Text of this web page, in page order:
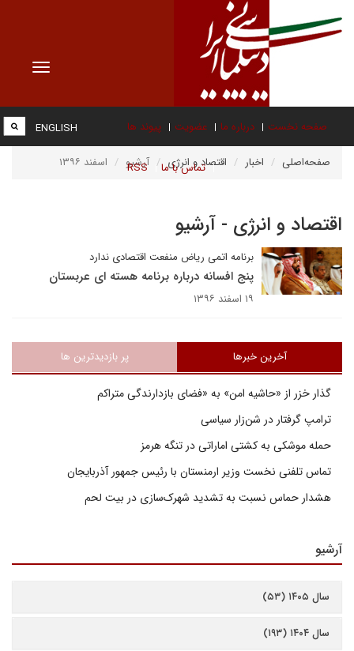
Toggle
صفحه نخست درباره ما عضویت پیوند ها
تماس با ما RSS
ENGLISH
صفحه‌اصلی اخبار اقتصاد و انرژی آرشیو اسفند ۱۳۹۶
اقتصاد و انرژی - آرشیو
برنامه اتمی ریاض منفعت اقتصادی ندارد
پنج افسانه درباره برنامه هسته ای عربستان
۱۹ اسفند ۱۳۹۶
آخرین خبرها پر بازدیدترین ها
گذار خزر از «حاشیه امن» به «فضای بازدارندگی متراکم
ترامپ گرفتار در شن‌زار سیاسی
حمله موشکی به کشتی اماراتی در تنگه هرمز
تماس تلفنی نخست وزیر ارمنستان با رئیس جمهور آذربایجان
هشدار حماس نسبت به تشدید شهرک‌سازی در بیت‌ لحم
آرشیو
سال ۱۴۰۵ (۵۳)
سال ۱۴۰۴ (۱۹۳)